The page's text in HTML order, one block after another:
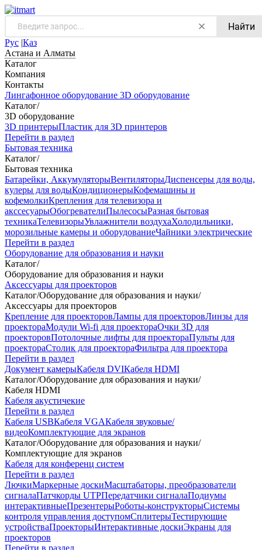
Найти
Рус |Қаз
Астана и Алматы
Каталог
Компания
Контакты
Лингафонное оборудование 3D оборудование
Каталог/
3D оборудование
3D принтерыПластик для 3D принтеров
Перейти в раздел
Бытовая техника
Каталог/
Бытовая техника
Батарейки, АккумуляторыВентиляторыДиспенсеры для воды,
кулеры для водыКондиционерыКофемашины и
кофемолкиКрепления для телевизора и
акссесуарыОбогревателиПылесосыРазная бытовая
техникаТелевизорыУвлажнители воздухаХолодильники,
морозильные камеры и оборудованиеЧайники электрические
Перейти в раздел
Оборудование для образования и науки
Каталог/
Оборудование для образования и науки
Аксессуары для проекторов
Каталог/Оборудование для образования и науки/
Аксессуары для проекторов
Крепление для проекторовЛампы для проекторовЛинзы для
проектораМодули Wi-fi для проектораОчки 3D для
проекторовПотолочные лифты для проектораПульты для
проектораСтолик для проектораФильтра для проектора
Перейти в раздел
Документ камерыКабеля DVIКабеля HDMI
Каталог/Оборудование для образования и науки/
Кабеля HDMI
Кабеля акустичекие
Перейти в раздел
Кабеля USBКабеля VGAКабеля звуковые/
видеоКомплектующие для экранов
Каталог/Оборудование для образования и науки/
Комплектующие для экранов
Кабеля для конференц систем
Перейти в раздел
ЛючкиМаркерные доскиМасштабаторы, преобразователи
сигналаПатчкорды UTPПередатчики сигналаПодиумы
интерактивныеПрезентерыРоботы-конструкторыСистемы
контроля управления доступомСплитерыТестирующие
устройстваПроекторыИнтерактивные доскиЭкраны для
проекторов
Перейти в раздел